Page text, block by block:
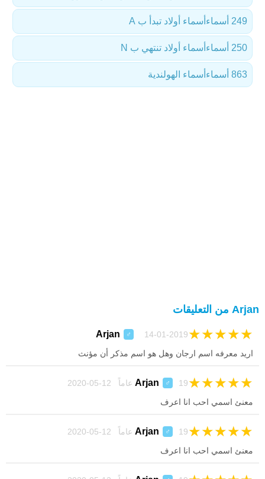
أسماء أولاد تبدأ ب A 249 أسماء
أسماء أولاد تنتهي ب N 250 أسماء
أسماء الهولندية 863 أسماء
Arjan من التعليقات
Arjan ♂ 14-01-2019 ★
★
★
★
★
اريد معرفه اسم ارجان وهل هو اسم مذكر أن مؤنث
Arjan ♂ 19 عاماً 12-05-2020 ★
★
★
★
★
معنئ اسمي احب انا اعرف
Arjan ♂ 19 عاماً 12-05-2020 ★
★
★
★
★
معنئ اسمي احب انا اعرف